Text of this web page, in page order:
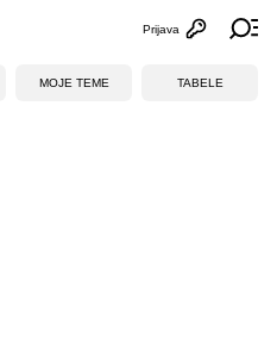
Otvori
Prijava
MOJE TEME TABELE